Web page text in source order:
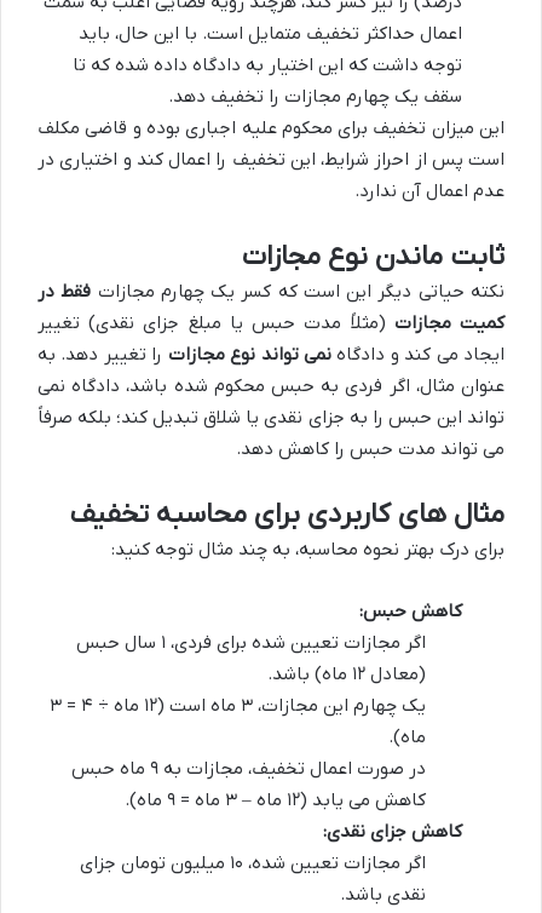
اعمال حداکثر تخفیف متمایل است. با این حال، باید
توجه داشت که این اختیار به دادگاه داده شده که تا
سقف یک چهارم مجازات را تخفیف دهد.
این میزان تخفیف برای محکوم علیه اجباری بوده و قاضی مکلف
است پس از احراز شرایط، این تخفیف را اعمال کند و اختیاری در
عدم اعمال آن ندارد.
ثابت ماندن نوع مجازات
نکته حیاتی دیگر این است که کسر یک چهارم مجازات فقط در
کمیت مجازات (مثلاً مدت حبس یا مبلغ جزای نقدی) تغییر
ایجاد می کند و دادگاهنمی تواند نوع مجازات را تغییر دهد. به
عنوان مثال، اگر فردی به حبس محکوم شده باشد، دادگاه نمی
تواند این حبس را به جزای نقدی یا شلاق تبدیل کند؛ بلکه صرفاً
می تواند مدت حبس را کاهش دهد.
مثال های کاربردی برای محاسبه تخفیف
برای درک بهتر نحوه محاسبه، به چند مثال توجه کنید:
کاهش حبس:
اگر مجازات تعیین شده برای فردی، ۱ سال حبس
(معادل ۱۲ ماه) باشد.
یک چهارم این مجازات، ۳ ماه است (۱۲ ماه ÷ ۴ = ۳
ماه).
در صورت اعمال تخفیف، مجازات به ۹ ماه حبس
کاهش می یابد (۱۲ ماه – ۳ ماه = ۹ ماه).
کاهش جزای نقدی:
اگر مجازات تعیین شده، ۱۰ میلیون تومان جزای
نقدی باشد.